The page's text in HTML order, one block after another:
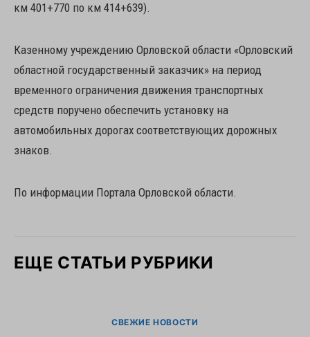
км 401+770 по км 414+639).
Казенному учреждению Орловской области «Орловский
областной государственный заказчик» на период
временного ограничения движения транспортных
средств поручено обеспечить установку на
автомобильных дорогах соответствующих дорожных
знаков.
По информации Портала Орловской области.
ЕЩЕ СТАТЬИ РУБРИКИ
СВЕЖИЕ НОВОСТИ